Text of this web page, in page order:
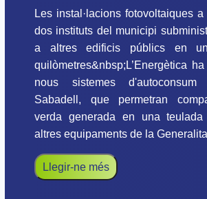
Les instal·lacions fotovoltaiques
dos instituts del municipi
a altres edificis públics en
quilòmetres&nbsp;L’Energètica
nous sistemes
Sabadell, que permetran
verda generada en una
altres equipaments de la
Llegir-ne més